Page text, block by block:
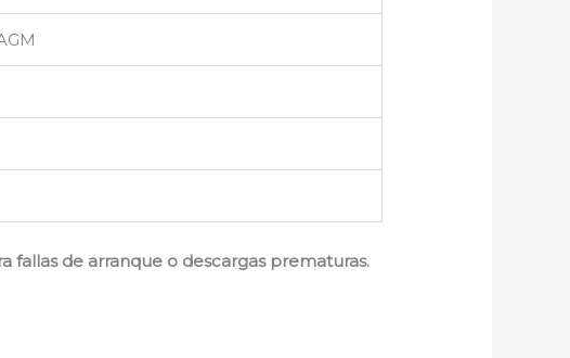
fallas de arranque o descargas prematuras.